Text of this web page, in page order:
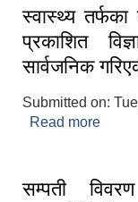
स्वास्थ्य
प्रकाशित
सार्वजनिक
Submitted on:
Read more
सम्पती